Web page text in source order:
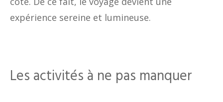
expérience sereine et lumineuse.
Les activités à ne pas manquer